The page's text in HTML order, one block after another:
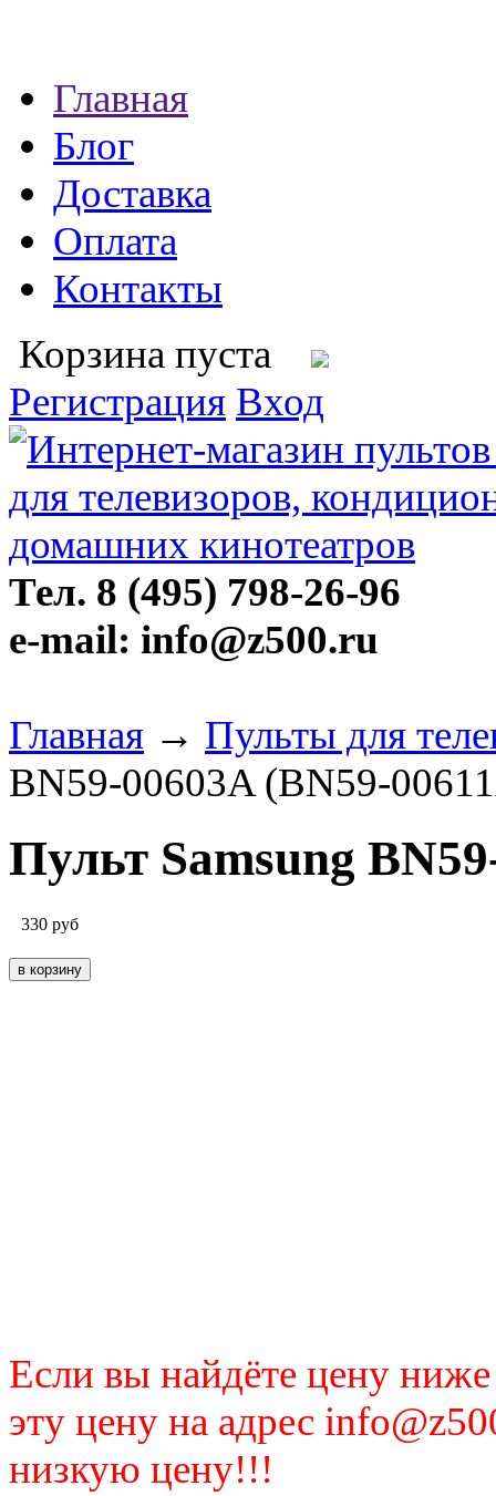
Главная
Блог
Доставка
Оплата
Контакты
Корзина пуста
Регистрация Вход
Тел. 8 (495) 798-26-96
e-mail: info@z500.ru
Главная → Пульты для
BN59-00603A (BN59-
Пульт Samsung
330 руб
Если вы найдёте цену
эту цену на адрес
низкую цену!!!